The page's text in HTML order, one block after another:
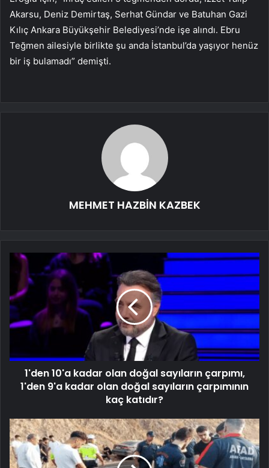
Akarsu, Deniz Demirtaş, Serhat Gündar ve Batuhan Gazi
Kılıç Ankara Büyükşehir Belediyesi’nde işe alındı. Ebru
Teğmen ailesiyle birlikte şu anda İstanbul’da yaşıyor henüz
bir iş bulamadı” demişti.
MEHMET HAZBİN KAZBEK
1'den 10'a kadar olan doğal sayıların çarpımı,
1'den 9'a kadar olan doğal sayıların çarpımının
kaç katıdır?